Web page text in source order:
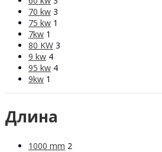
70 kw 3
75 kw 1
7kw 1
80 KW 3
9 kw 4
95 kw 4
9kw 1
Длина
1000 mm 2